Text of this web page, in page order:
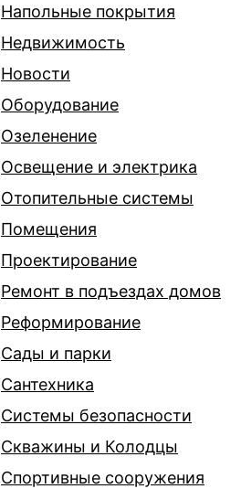
Напольные покрытия
Недвижимость
Новости
Оборудование
Озеленение
Освещение и электрика
Отопительные системы
Помещения
Проектирование
Ремонт в подъездах домов
Реформирование
Сады и парки
Сантехника
Системы безопасности
Скважины и Колодцы
Спортивные сооружения